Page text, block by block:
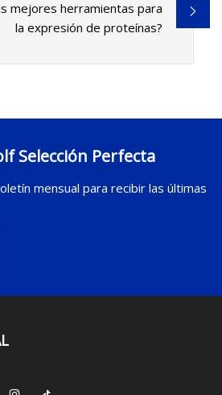
mejores herramientas para
la expresión de proteínas?
Selección Perfecta
mensual para recibir las últimas